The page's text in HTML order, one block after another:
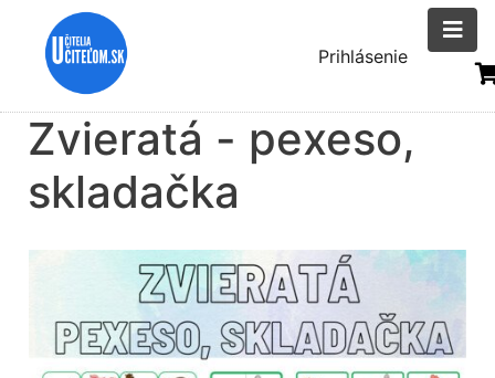
Menu
účtu
Prihlásenie
Zvieratá - pexeso,
skladačka